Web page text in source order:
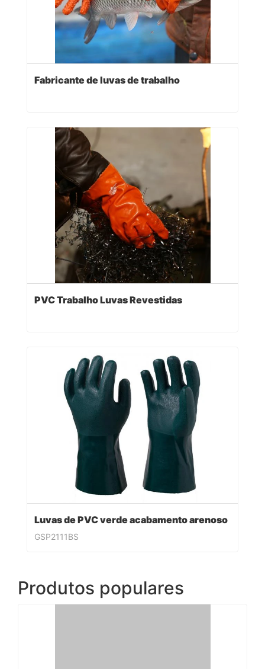
Fabricante de luvas de trabalho
PVC Trabalho Luvas Revestidas
Luvas de PVC verde acabamento arenoso
GSP2111BS
Produtos populares